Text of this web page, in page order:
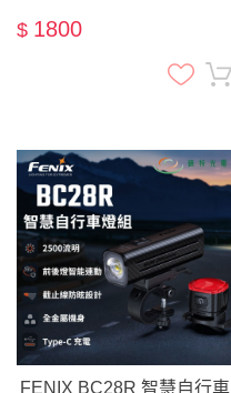
MCT CRI 特殊紅光版本 相
$ 1800
FENIX BC28R 智慧自行車